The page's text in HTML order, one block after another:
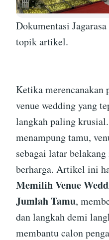
Dokumentasi
topik artikel.
Ketika
venue wedding yang
langkah paling
menampung tamu,
sebagai latar
berharga. Artikel ini
Memilih Venue
Jumlah Tamu,
dan langkah demi
membantu calon